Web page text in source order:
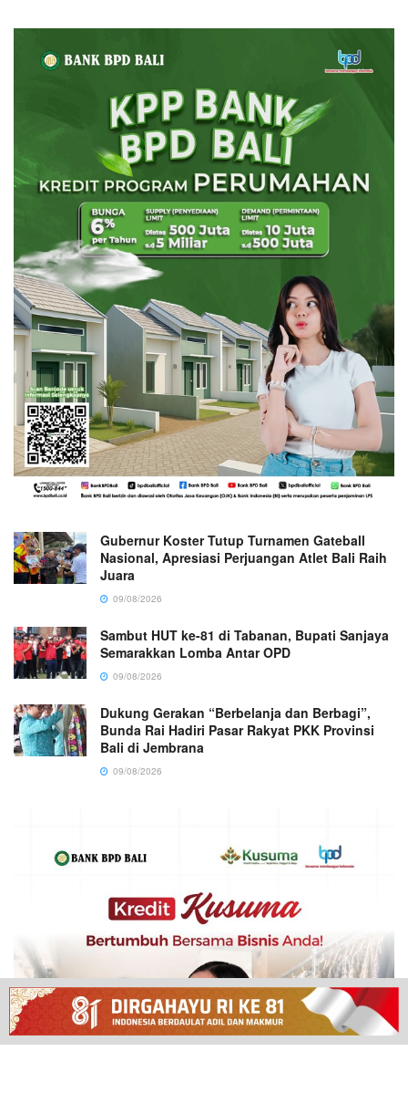
Gubernur Koster Tutup Turnamen Gateball
Nasional, Apresiasi Perjuangan Atlet Bali Raih
Juara
09/08/2026
Sambut HUT ke-81 di Tabanan, Bupati Sanjaya
Semarakkan Lomba Antar OPD
09/08/2026
Dukung Gerakan “Berbelanja dan Berbagi”,
Bunda Rai Hadiri Pasar Rakyat PKK Provinsi
Bali di Jembrana
09/08/2026